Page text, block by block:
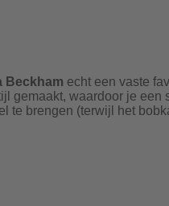
Beckham echt een vaste
gemaakt, waardoor je een
te brengen (terwijl het